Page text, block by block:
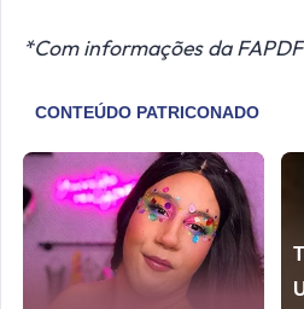
*Com informações da FAPDF